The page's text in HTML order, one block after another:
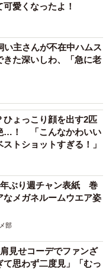
愛くなったよ！
主さんが不在中ハムス
た深いしわ、「急に老
ょっこり顔を出す2匹
…！ 「こんなかわいい
トショットすぎる！」
ぶり週チャン表紙 巻
メガネルームウエア姿
部
見せコーデでファンざ
思わず二度見」「むっ